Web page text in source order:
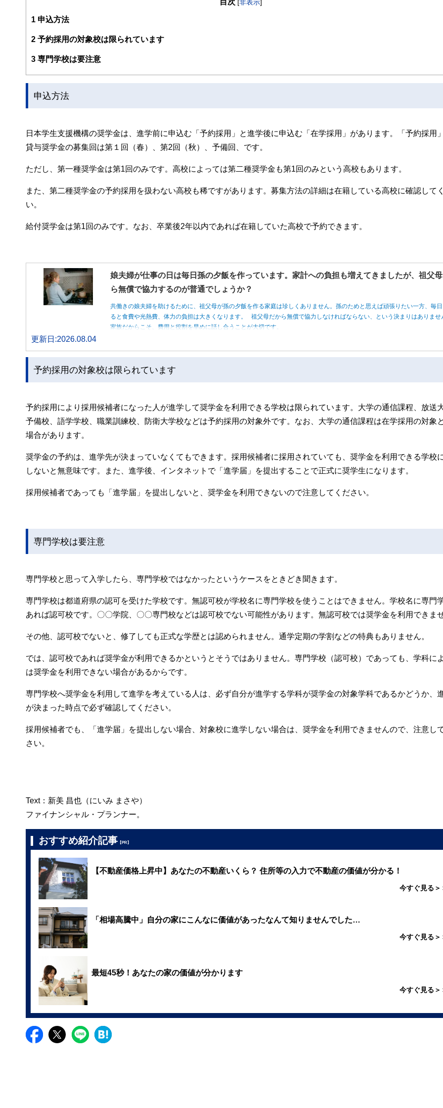
目次 [非表示]
1 申込方法
2 予約採用の対象校は限られています
3 専門学校は要注意
申込方法
日本学生支援機構の奨学金は、進学前に申込む「予約採用」と進学後に申込む「在学採用」があります。「予約採用」
貸与奨学金の募集回は第１回（春）、第2回（秋）、予備回、です。
ただし、第一種奨学金は第1回のみです。高校によっては第二種奨学金も第1回のみという高校もあります。
また、第二種奨学金の予約採用を扱わない高校も稀ですがあります。募集方法の詳細は在籍している高校に確認して
い。
給付奨学金は第1回のみです。なお、卒業後2年以内であれば在籍していた高校で予約できます。
娘夫婦が仕事の日は毎日孫の夕飯を作っています。家計への負担も増えてきましたが、祖父
ら無償で協力するのが普通でしょうか？
共働きの娘夫婦を助けるために、祖父母が孫の夕飯を作る家庭は珍しくありません。孫のためと思えば頑張りたい一方、毎日
ると食費や光熱費、体力の負担は大きくなります。 祖父母だから無償で協力しなければならない、という決まりはありませ
家族だからこそ、費用と役割を早めに話し合うことが大切です。
更新日:2026.08.04
予約採用の対象校は限られています
予約採用により採用候補者になった人が進学して奨学金を利用できる学校は限られています。大学の通信課程、放送大
予備校、語学学校、職業訓練校、防衛大学校などは予約採用の対象外です。なお、大学の通信課程は在学採用の対象
場合があります。
奨学金の予約は、進学先が決まっていなくてもできます。採用候補者に採用されていても、奨学金を利用できる学校
しないと無意味です。また、進学後、インタネットで「進学届」を提出することで正式に奨学生になります。
採用候補者であっても「進学届」を提出しないと、奨学金を利用できないので注意してください。
専門学校は要注意
専門学校と思って入学したら、専門学校ではなかったというケースをときどき聞きます。
専門学校は都道府県の認可を受けた学校です。無認可校が学校名に専門学校を使うことはできません。学校名に専門
あれば認可校です。〇〇学院、〇〇専門校などは認可校でない可能性があります。無認可校では奨学金を利用できませ
その他、認可校でないと、修了しても正式な学歴とは認められません。通学定期の学割などの特典もありません。
では、認可校であれば奨学金が利用できるかというとそうではありません。専門学校（認可校）であっても、学科に
は奨学金を利用できない場合があるからです。
専門学校へ奨学金を利用して進学を考えている人は、必ず自分が進学する学科が奨学金の対象学科であるかどうか、
が決まった時点で必ず確認してください。
採用候補者でも、「進学届」を提出しない場合、対象校に進学しない場合は、奨学金を利用できませんので、注意し
さい。
Text：新美 昌也（にいみ まさや）
ファイナンシャル・プランナー。
おすすめ紹介記事 【PR】
【不動産価格上昇中】あなたの不動産いくら？ 住所等の入力で不動産の価値が分かる！
今すぐ見る＞
「相場高騰中」自分の家にこんなに価値があったなんて知りませんでした…
今すぐ見る＞
最短45秒！あなたの家の価値が分かります
今すぐ見る＞